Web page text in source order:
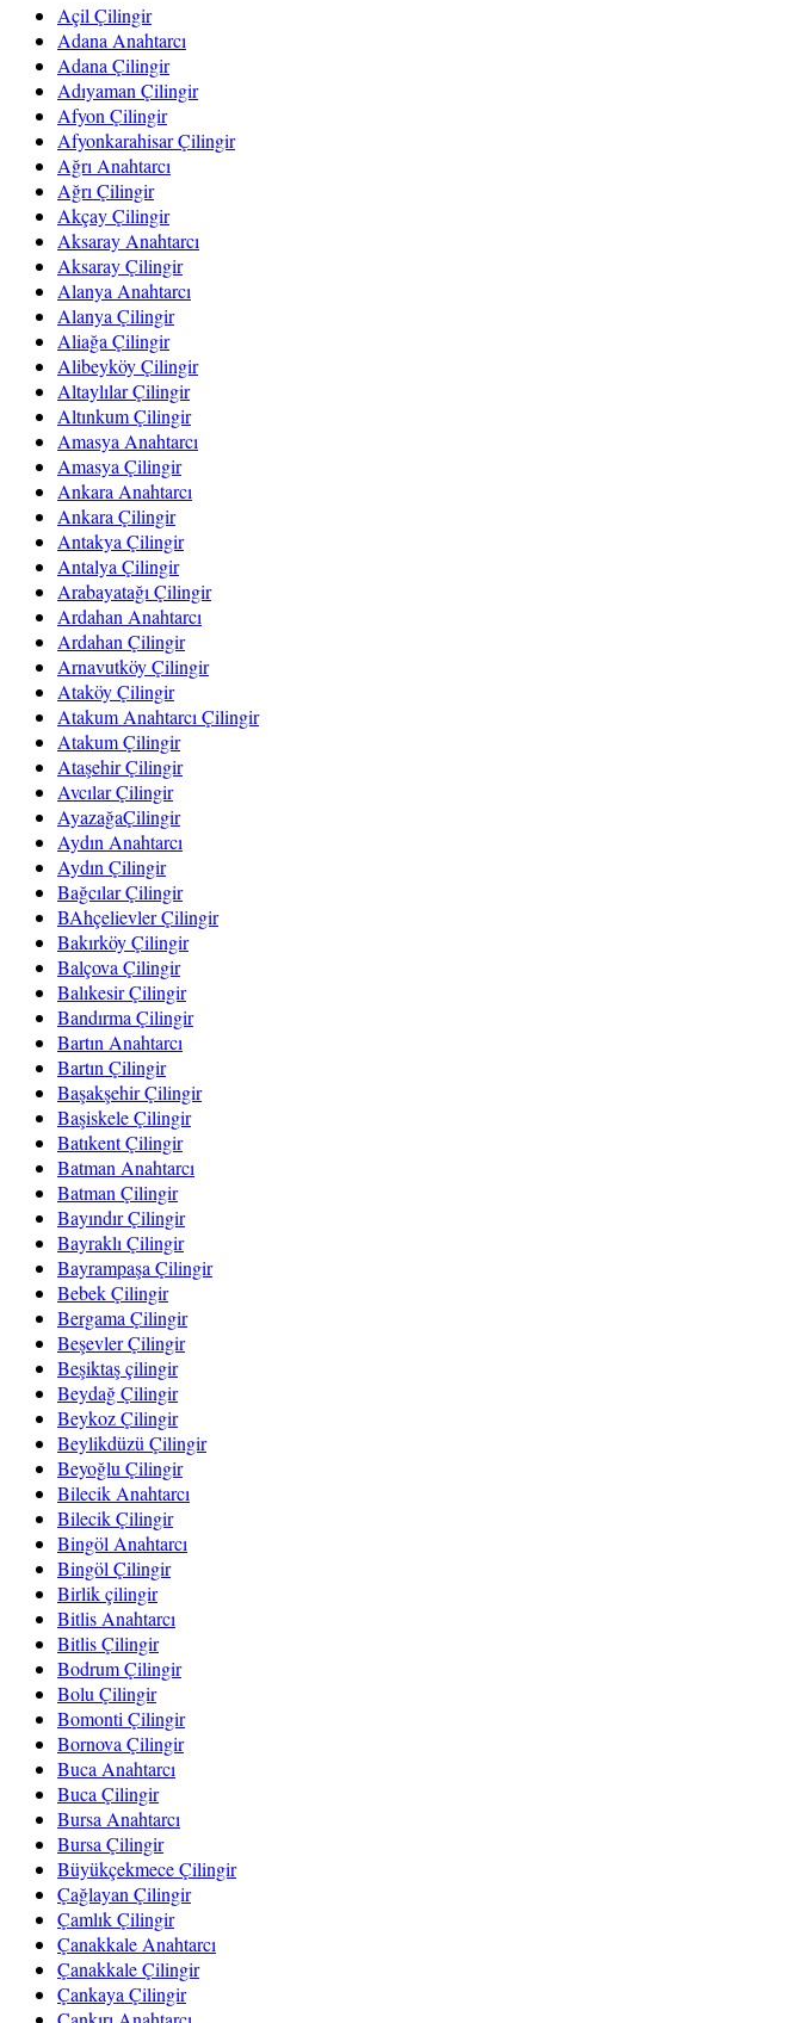
Açil Çilingir
Adana Anahtarcı
Adana Çilingir
Adıyaman Çilingir
Afyon Çilingir
Afyonkarahisar Çilingir
Ağrı Anahtarcı
Ağrı Çilingir
Akçay Çilingir
Aksaray Anahtarcı
Aksaray Çilingir
Alanya Anahtarcı
Alanya Çilingir
Aliağa Çilingir
Alibeyköy Çilingir
Altaylılar Çilingir
Altınkum Çilingir
Amasya Anahtarcı
Amasya Çilingir
Ankara Anahtarcı
Ankara Çilingir
Antakya Çilingir
Antalya Çilingir
Arabayatağı Çilingir
Ardahan Anahtarcı
Ardahan Çilingir
Arnavutköy Çilingir
Ataköy Çilingir
Atakum Anahtarcı Çilingir
Atakum Çilingir
Ataşehir Çilingir
Avcılar Çilingir
AyazağaÇilingir
Aydın Anahtarcı
Aydın Çilingir
Bağcılar Çilingir
BAhçelievler Çilingir
Bakırköy Çilingir
Balçova Çilingir
Balıkesir Çilingir
Bandırma Çilingir
Bartın Anahtarcı
Bartın Çilingir
Başakşehir Çilingir
Başiskele Çilingir
Batıkent Çilingir
Batman Anahtarcı
Batman Çilingir
Bayındır Çilingir
Bayraklı Çilingir
Bayrampaşa Çilingir
Bebek Çilingir
Bergama Çilingir
Beşevler Çilingir
Beşiktaş çilingir
Beydağ Çilingir
Beykoz Çilingir
Beylikdüzü Çilingir
Beyoğlu Çilingir
Bilecik Anahtarcı
Bilecik Çilingir
Bingöl Anahtarcı
Bingöl Çilingir
Birlik çilingir
Bitlis Anahtarcı
Bitlis Çilingir
Bodrum Çilingir
Bolu Çilingir
Bomonti Çilingir
Bornova Çilingir
Buca Anahtarcı
Buca Çilingir
Bursa Anahtarcı
Bursa Çilingir
Büyükçekmece Çilingir
Çağlayan Çilingir
Çamlık Çilingir
Çanakkale Anahtarcı
Çanakkale Çilingir
Çankaya Çilingir